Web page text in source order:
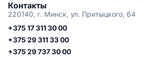
Контакты
220140, г. Минск, ул. Притыцкого, 64
+375 17 311 30 00
+375 29 311 33 00
+375 29 737 30 00